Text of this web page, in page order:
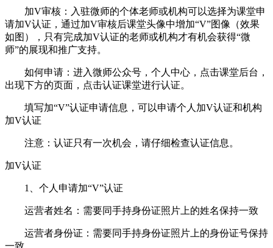
加V审核：入驻微师的个体老师或机构可以选择为课堂申
请加V认证，通过加V审核后课堂头像中增加“V”图像（效果
如图），只有完成加V认证的老师或机构才有机会获得“微
师”的展现和推广支持。
如何申请：进入微师公众号，个人中心，点击课堂后台，
出现下方的页面，点击认证课堂进行认证。
填写加“V”认证申请信息，可以申请个人加V认证和机构
加V认证
注意：认证只有一次机会，请仔细检查认证信息。
加V认证
1、个人申请加“V”认证
运营者姓名：需要同手持身份证照片上的姓名保持一致
运营者身份证：需要同手持身份证照片上的身份证号保持
一致